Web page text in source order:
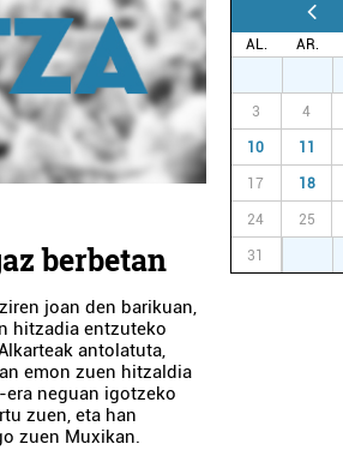
berbetan
joan den barikuan,
hitzadia entzuteko
antolatuta,
emon zuen hitzaldia
era neguan igotzeko
zuen, eta han
zuen Muxikan.
AL. AR.
3 4
10 11
17 18
24 25
31